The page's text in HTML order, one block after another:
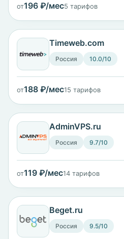
от196 ₽/мес5 тарифов
Timeweb.com
Россия 10.0/10
от188 ₽/мес15 тарифов
AdminVPS.ru
Россия 9.7/10
от119 ₽/мес14 тарифов
Beget.ru
Россия 9.5/10